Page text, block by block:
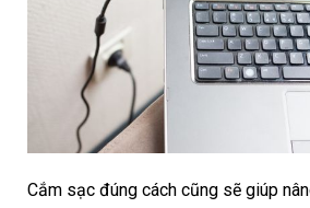
Cắm sạc đúng cách cũng sẽ giúp